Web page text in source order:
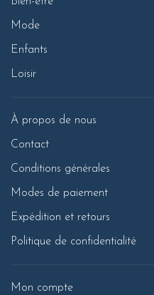
Mode
Enfants
Loisir
À propos de nous
Contact
Conditions générales
Modes de paiement
Expédition et retours
Politique de confidentialité
Mon compte